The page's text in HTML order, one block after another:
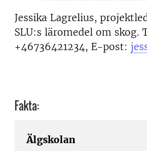
Jessika Lagrelius,
SLU:s läromedel om skog.
+46736421234, E-post:
Fakta:
Älgskolan